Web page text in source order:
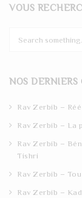
VOUS
c
NOS DERNIERS
Rav Zerbib –
Rav Zerbib – La
Rav Zerbib –
Tishri
Rav Zerbib –
Rav Zerbib –